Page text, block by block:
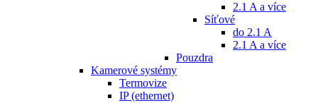
2.1 A a více
Síťové
do 2.1 A
2.1 A a více
Pouzdra
Kamerové systémy
Termovize
IP (ethernet)